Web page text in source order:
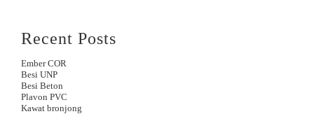
Recent Posts
Ember COR
Besi UNP
Besi Beton
Plavon PVC
Kawat bronjong